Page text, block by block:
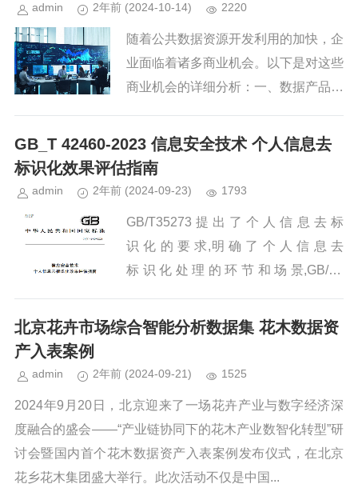
admin 2年前 (2024-10-14) 2220
随着公共数据资源开发利用的加快，企
业面临着诸多商业机会。以下是对这些
商业机会的详细分析：一、数据产品开
可以基于公共数据资源开发新的数据产
品，如数据分析报告、数据可视化...
GB_T 42460-2023 信息安全技术 个人信息去
标识化效果评估指南
admin 2年前 (2024-09-23) 1793
GB/T35273 提 出 了 个 人 信 息 去 标
识 化 的 要 求,明 确 了 个 人 信 息 去
标 识 化 处 理 的 环 节 和 场 景,GB/T3
动...
北京花卉市场综合智能分析数据集 花木数据资
产入表案例
admin 2年前 (2024-09-21) 1525
2024年9月20日，北京迎来了一场花卉产业与数字经济深
度融合的盛会——“产业链协同下的花木产业数智化转型”研
讨会暨国内首个花木数据资产入表案例发布仪式，在北京
花乡花木集团盛大举行。此次活动不仅是中国...